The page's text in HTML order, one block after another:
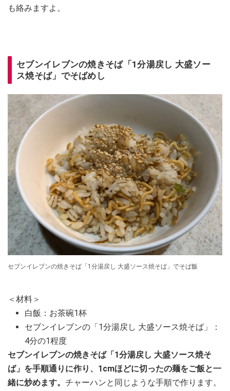
も絡みますよ。
セブンイレブンの焼きそば「1分湯戻し 大盛ソー
ス焼そば」でそばめし
セブンイレブンの焼きそば「1分湯戻し 大盛ソース焼そば」でそば飯
＜材料＞
白飯：お茶碗1杯
セブンイレブンの「1分湯戻し 大盛ソース焼そば」：
4分の1程度
セブンイレブンの焼きそば「1分湯戻し 大盛ソース焼そ
ば」を手順通りに作り、1cmほどに切ったの麺をご飯と一
緒に炒めます。 チャーハンと同じような手順で作ります。